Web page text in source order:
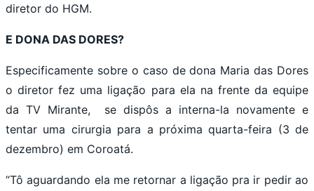
diretor do HGM.
E DONA DAS DORES?
Especificamente sobre o caso de dona Maria das Dores
o diretor fez uma ligação para ela na frente da equipe
da TV Mirante, se dispôs a interna-la novamente e
tentar uma cirurgia para a próxima quarta-feira (3 de
dezembro) em Coroatá.
“Tô aguardando ela me retornar a ligação pra ir pedir ao